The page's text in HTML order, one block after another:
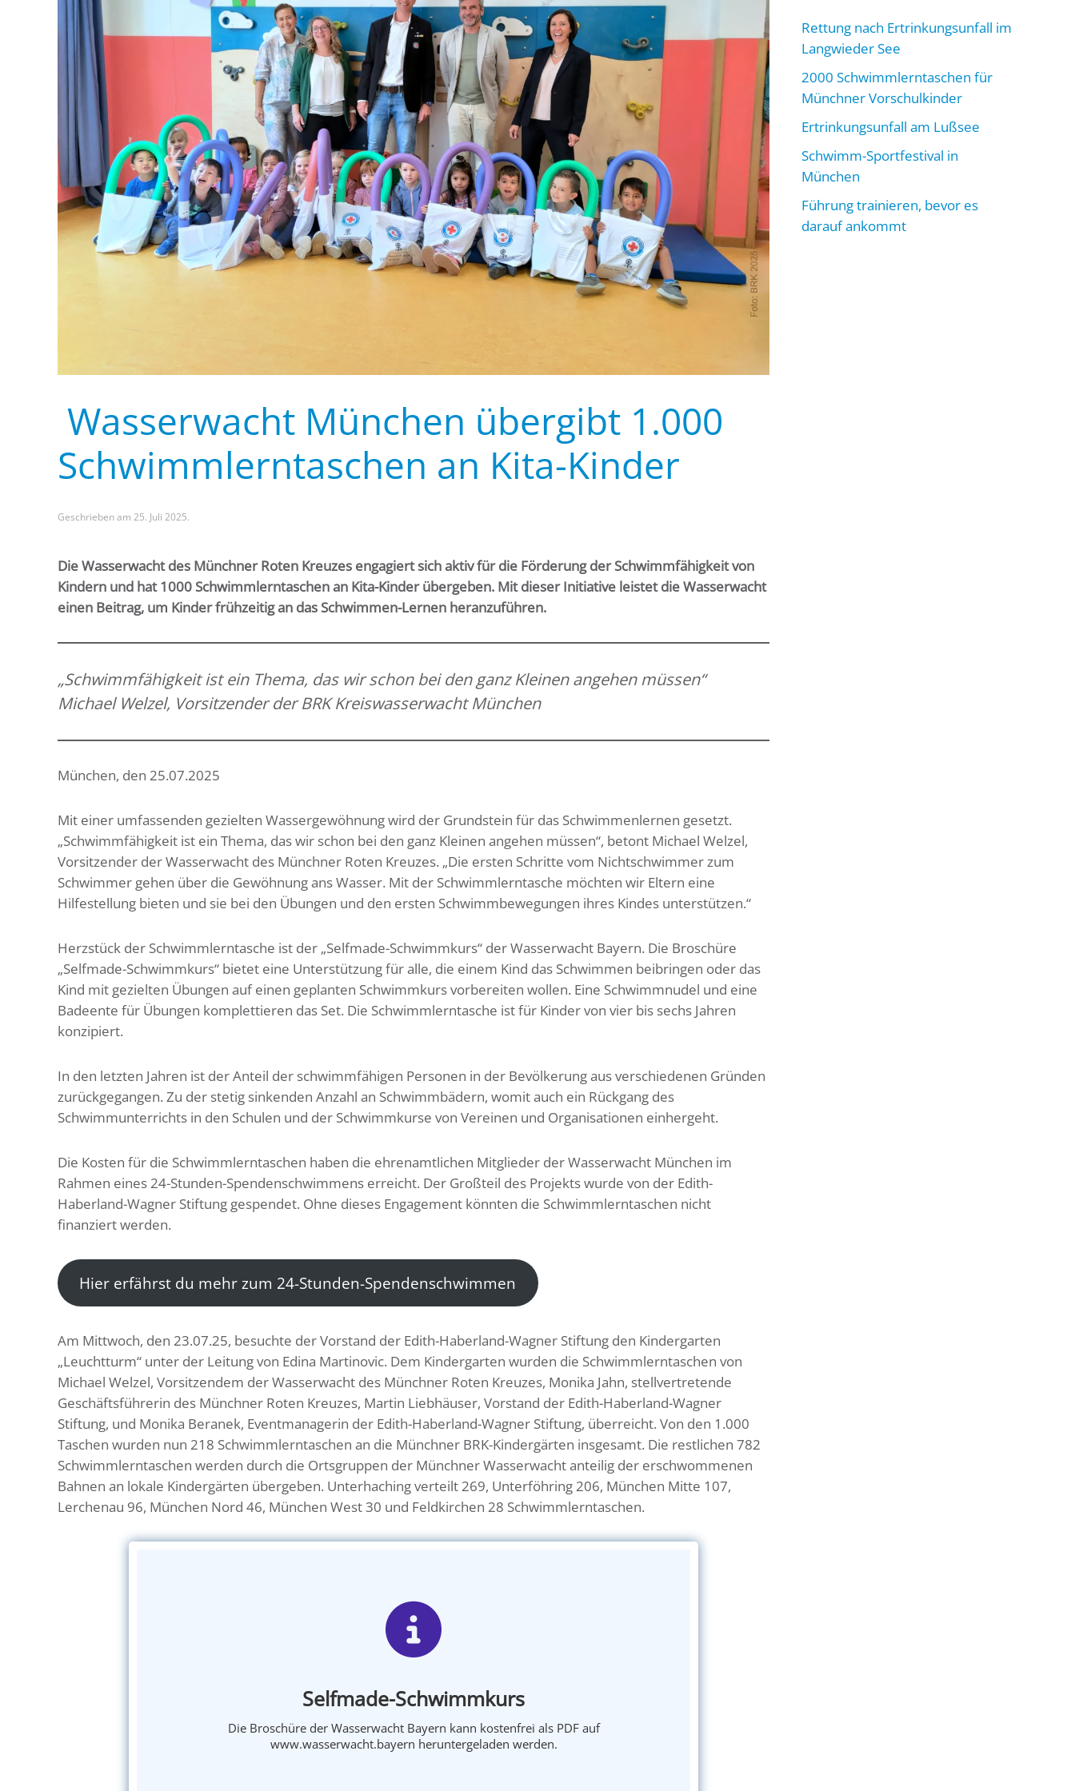
Wasserwacht München übergibt 1.000
Schwimmlerntaschen an Kita-Kinder
Geschrieben am 25. Juli 2025.
Die Wasserwacht des Münchner Roten Kreuzes engagiert sich aktiv für die Förderung der Schwimmfähigkeit von
Kindern und hat 1000 Schwimmlerntaschen an Kita-Kinder übergeben. Mit dieser Initiative leistet die Wasserwacht
einen Beitrag, um Kinder frühzeitig an das Schwimmen-Lernen heranzuführen.
„Schwimmfähigkeit ist ein Thema, das wir schon bei den ganz Kleinen angehen müssen“
Michael Welzel, Vorsitzender der BRK Kreiswasserwacht München
München, den 25.07.2025
Mit einer umfassenden gezielten Wassergewöhnung wird der Grundstein für das Schwimmenlernen gesetzt.
„Schwimmfähigkeit ist ein Thema, das wir schon bei den ganz Kleinen angehen müssen“, betont Michael Welzel,
Vorsitzender der Wasserwacht des Münchner Roten Kreuzes. „Die ersten Schritte vom Nichtschwimmer zum
Schwimmer gehen über die Gewöhnung ans Wasser. Mit der Schwimmlerntasche möchten wir Eltern eine
Hilfestellung bieten und sie bei den Übungen und den ersten Schwimmbewegungen ihres Kindes unterstützen.“
Herzstück der Schwimmlerntasche ist der „Selfmade-Schwimmkurs“ der Wasserwacht Bayern. Die Broschüre
„Selfmade-Schwimmkurs“ bietet eine Unterstützung für alle, die einem Kind das Schwimmen beibringen oder das
Kind mit gezielten Übungen auf einen geplanten Schwimmkurs vorbereiten wollen. Eine Schwimmnudel und eine
Badeente für Übungen komplettieren das Set. Die Schwimmlerntasche ist für Kinder von vier bis sechs Jahren
konzipiert.
In den letzten Jahren ist der Anteil der schwimmfähigen Personen in der Bevölkerung aus verschiedenen Gründen
zurückgegangen. Zu der stetig sinkenden Anzahl an Schwimmbädern, womit auch ein Rückgang des
Schwimmunterrichts in den Schulen und der Schwimmkurse von Vereinen und Organisationen einhergeht.
Die Kosten für die Schwimmlerntaschen haben die ehrenamtlichen Mitglieder der Wasserwacht München im
Rahmen eines 24-Stunden-Spendenschwimmens erreicht. Der Großteil des Projekts wurde von der Edith-
Haberland-Wagner Stiftung gespendet. Ohne dieses Engagement könnten die Schwimmlerntaschen nicht
finanziert werden.
Hier erfährst du mehr zum 24-Stunden-Spendenschwimmen
Am Mittwoch, den 23.07.25, besuchte der Vorstand der Edith-Haberland-Wagner Stiftung den Kindergarten
„Leuchtturm“ unter der Leitung von Edina Martinovic. Dem Kindergarten wurden die Schwimmlerntaschen von
Michael Welzel, Vorsitzendem der Wasserwacht des Münchner Roten Kreuzes, Monika Jahn, stellvertretende
Geschäftsführerin des Münchner Roten Kreuzes, Martin Liebhäuser, Vorstand der Edith-Haberland-Wagner
Stiftung, und Monika Beranek, Eventmanagerin der Edith-Haberland-Wagner Stiftung, überreicht. Von den 1.000
Taschen wurden nun 218 Schwimmlerntaschen an die Münchner BRK-Kindergärten insgesamt. Die restlichen 782
Schwimmlerntaschen werden durch die Ortsgruppen der Münchner Wasserwacht anteilig der erschwommenen
Bahnen an lokale Kindergärten übergeben. Unterhaching verteilt 269, Unterföhring 206, München Mitte 107,
Lerchenau 96, München Nord 46, München West 30 und Feldkirchen 28 Schwimmlerntaschen.
Selfmade-Schwimmkurs
Die Broschüre der Wasserwacht Bayern kann kostenfrei als PDF auf
www.wasserwacht.bayern heruntergeladen werden.
Rettung nach Ertrinkungsunfall im
Langwieder See
2000 Schwimmlerntaschen für
Münchner Vorschulkinder
Ertrinkungsunfall am Lußsee
Schwimm-Sportfestival in
München
Führung trainieren, bevor es
darauf ankommt